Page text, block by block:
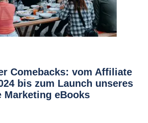
Comebacks: vom Affiliate
bis zum Launch unseres
Marketing eBooks